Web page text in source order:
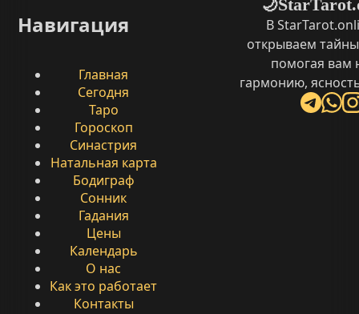
Навигация
Главная
Сегодня
Таро
Гороскоп
Синастрия
Натальная карта
Бодиграф
Сонник
Гадания
Цены
Календарь
О нас
Как это работает
Контакты
🌙
В
открываем
помогая вам
гармонию,